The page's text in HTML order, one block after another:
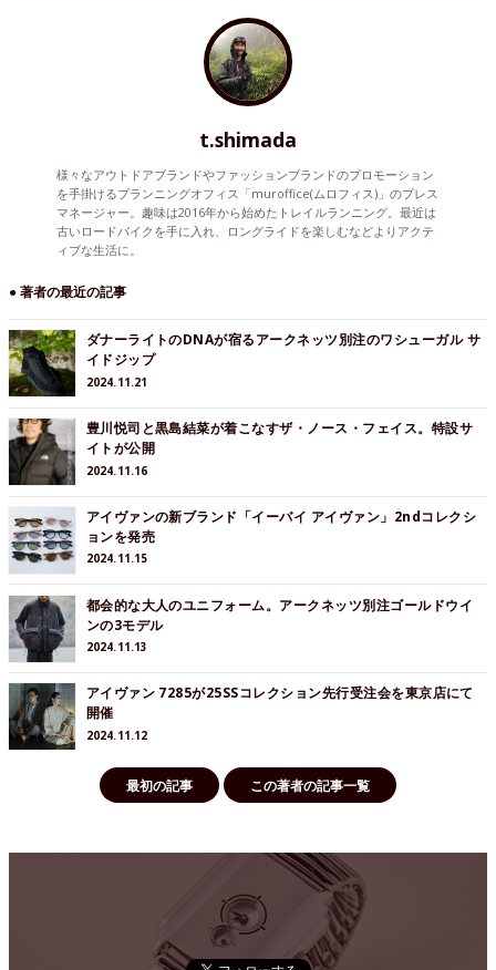
t.shimada
様々なアウトドアブランドやファッションブランドのプロモーション
を手掛けるプランニングオフィス「muroffice(ムロフィス)」のプレス
マネージャー。趣味は2016年から始めたトレイルランニング。最近は
古いロードバイクを手に入れ、ロングライドを楽しむなどよりアクテ
ィブな生活に。
● 著者の最近の記事
ダナーライトのDNAが宿るアークネッツ別注のワシューガル サ
イドジップ
2024.11.21
豊川悦司と黒島結菜が着こなすザ・ノース・フェイス。特設サ
イトが公開
2024.11.16
アイヴァンの新ブランド「イーバイ アイヴァン」2ndコレクシ
ョンを発売
2024.11.15
都会的な大人のユニフォーム。アークネッツ別注ゴールドウイ
ンの3モデル
2024.11.13
アイヴァン 7285が25SSコレクション先行受注会を東京店にて
開催
2024.11.12
最初の記事 この著者の記事一覧